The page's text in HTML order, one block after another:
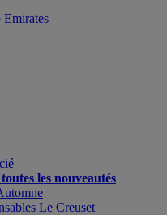
les nouveautés
Le Creuset